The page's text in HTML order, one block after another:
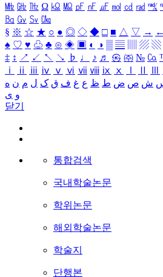
㎒ ㎓ ㎔ Ω ㏀ ㏁ ㎊ ㎋ ㎌ ㏖ ㏅ ㎭ ㎮
㏃ ㏉ ㏜ ㏆
§ ※ ☆ ★ ○ ● ◎ ◇ ◆ □ ■ △ ▽ → ←
♠ ♡ ♥ ♧ ♣ ⊙ ◈ ▣ ◐ ◑ ▒ ▤ ▨ ▧
‡ ↕ ↗ ↙ ↖ ↘ ♭ ♩ ♪ ♬ ㉿ ㈜ № ㏇
ⅰ
ⅱ ⅲ ⅳ ⅴ ⅵ ⅶ ⅷ ⅸ ⅹ
ش ص ض ط ظ ع غ ف ق ک ل م ن ه
و ی
닫기
통합검색
국내학술논문
학위논문
해외학술논문
학술지
단행본